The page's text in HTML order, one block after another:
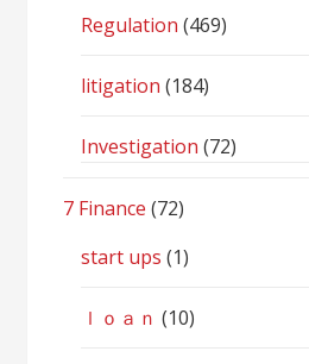
Regulation (469)
litigation (184)
Investigation (72)
7 Finance (72)
start ups (1)
ｌｏａｎ (10)